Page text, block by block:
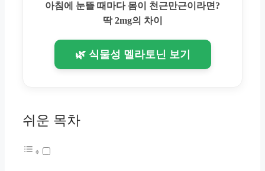
아침에 눈뜰 때마다 몸이 천근만근이라면?
딱 2mg의 차이
🌿 식물성 멜라토닌 보기
쉬운 목차